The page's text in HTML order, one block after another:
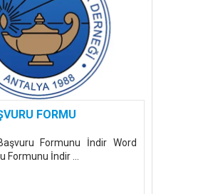
FORMU
Formunu İndir Word
Formunu İndir ...